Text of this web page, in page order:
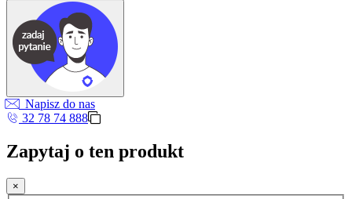
Napisz do nas
32 78 74 888
Zapytaj o ten produkt
×